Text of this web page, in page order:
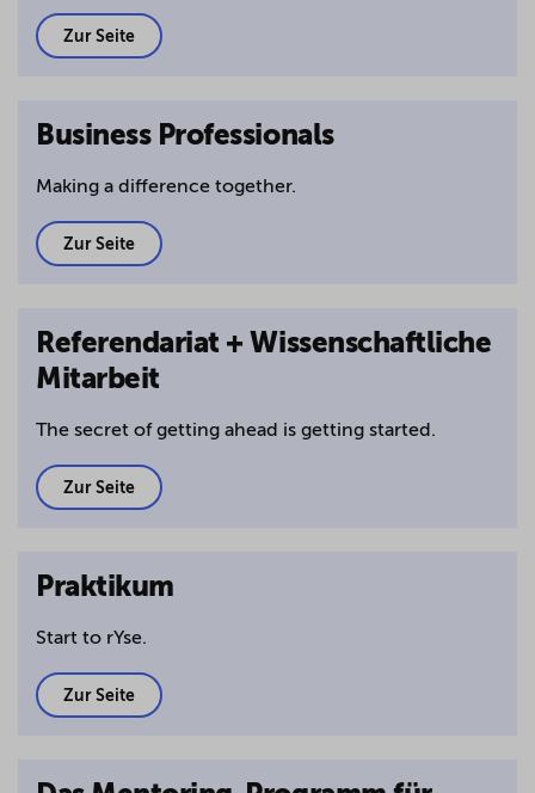
Zur Seite
Business Professionals
Making a difference together.
Zur Seite
Referendariat + Wissenschaftliche
Mitarbeit
The secret of getting ahead is getting started.
Zur Seite
Praktikum
Start to rYse.
Zur Seite